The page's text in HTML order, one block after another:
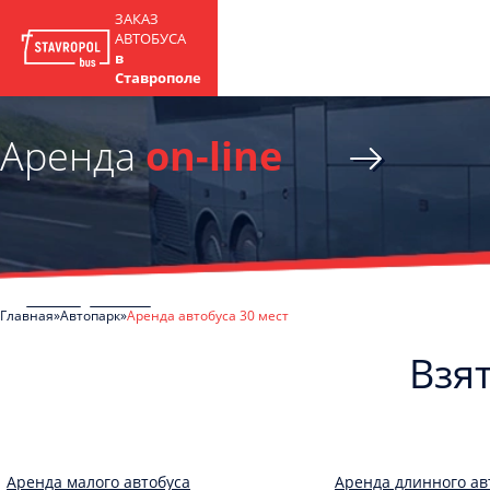
ЗАКАЗ
АВТОБУСА
в
Ставрополе
Арендаon-line
Главная Автопарк Аренда автобуса 30 мест
Аренда малого автобуса Аренда длинного